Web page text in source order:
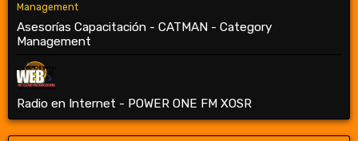
Asesorías Capacitación - CATMAN - Category
Management
Radio en Internet - POWER ONE FM XOSR